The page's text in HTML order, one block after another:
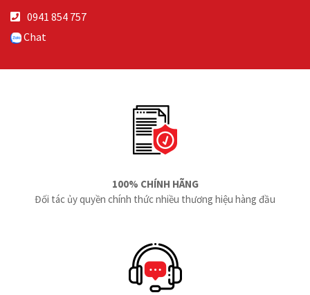
0941 854 757
Chat
100% CHÍNH HÃNG
Đối tác ủy quyền chính thức nhiều thương hiệu hàng đầu